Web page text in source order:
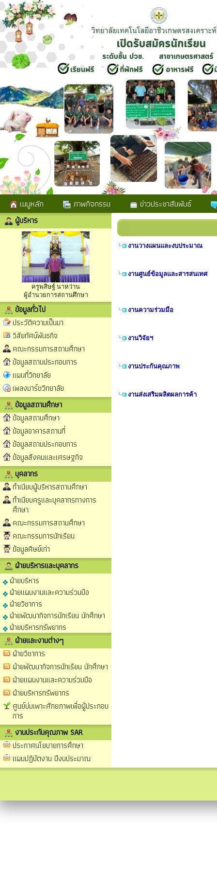
เมนูหลัก ภาพกิจกรรม ข่าวประชาสัมพันธ์
ผู้บริหาร
ครูพสิษฐ์ นาหว่าน
ผู้อำนวยการสถานศึกษา
ข้อมูลทั่วไป
ประวัติความเป็นมา
วิสัยทัศน์พันธกิจ
คณะกรรมการสถานศึกษา
ข้อมูลสถานประกอบการ
แผนที่วิทยาลัย
เพลงมาร์ชวิทยาลัย
ข้อมูลสถานศึกษา
ข้อมูลสถานศึกษา
ข้อมูลอาคารสถานที่
ข้อมูลสถานประกอบการ
ข้อมูลสังคมและเศรษฐกิจ
บุคลากร
ทำเนียบผู้บริหารสถานศึกษา
ทำเนียบครูและบุคลากรทางการ
ศึกษา
คณะกรรมการสถานศึกษา
คณะกรรมการนักเรียน
ข้อมูลศิษย์เก่า
ฝ่ายบริหารและบุคลากร
ฝ่ายบริหาร
ฝ่ายแผนงานและความร่วมมือ
ฝ่ายวิชาการ
ฝ่ายพัฒนากิจการนักเรียน นักศึกษา
ฝ่ายบริหารทรัพยากร
ฝ่ายและงานต่างๆ
ฝ่ายวิชาการ
ฝ่ายพัฒนากิจการนักเรียน นักศึกษา
ฝ่ายแผนงานและความร่วมมือ
ฝ่ายบริหารทรัพยากร
ศูนย์บ่มเพาะศักยภาพเพื่อผู้ประกอบ
การ
งานประกันคุณภาพ SAR
ประกาศนโยบายการศึกษา
แผนปฏิบัตงาน ปีงบประมาณ
งานวางแผนและงบประมาณ
งานศูนย์ข้อมูลและสารสนเทศ
งานความร่วมมือ
งานวิจัยฯ
งานประกันคุณภาพ
งานส่งเสริมผลิตผลการค้า